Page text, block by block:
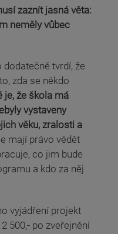
zaznít jasná věta:
neměly vůbec
dodatečně tvrdí, že
zda se někdo
je, že škola má
vystaveny
věku, zralosti a
mají právo vědět
co jim bude
a kdo za něj
vyjádření projekt
500,- po zveřejnění